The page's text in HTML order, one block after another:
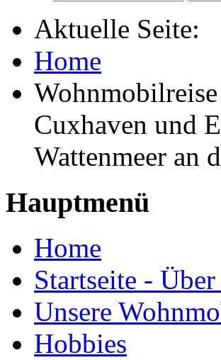
Aktuelle Seite:
Home
Cuxhaven und
Wattenmeer an
Hauptmenü
Home
Startseite - Über
Unsere
Hobbies